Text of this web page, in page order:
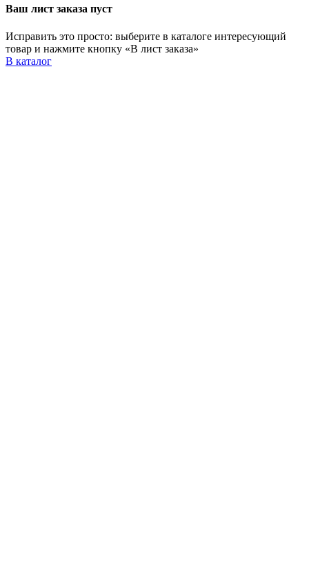
Ваш лист заказа пуст
Исправить это просто: выберите в каталоге интересующий
товар и нажмите кнопку «В лист заказа»
В каталог